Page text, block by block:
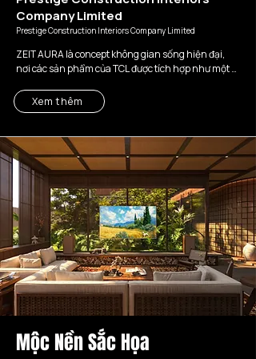
Company Limited
Prestige Construction Interiors Company Limited
ZEIT AURA là concept không gian sống hiện đại,
nơi các sản phẩm của TCL được tích hợp như một
Thay vì xuất hiện như những thiết bị độc lập, TV, tủ
lớp không gian sống — phòng khách, phòng ngủ,
bếp, phòng ăn và logia — nhằm tạo nên một hệ sinh
thái tiện nghi, thẩm mỹ và thông minh.
Concept hướng đến nhóm người dùng thành đạt,
yêu công nghệ, có gu thẩm mỹ cao và mong muốn
một ngôi nhà không chỉ đẹp để nhìn, mà còn thông
minh, tiện nghi và nâng tầm chất lượng sống mỗi
ngày.
Xem thêm
Mộc Nền Sắc Họa